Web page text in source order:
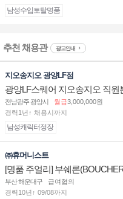
남성수입토탈명품
추천 채용관 광고안내
지오송지오 광양LF점
광양LF스퀘어 지오송지오 직
전남광주 광양시 월급3,000,000원
경력1년↑ 채용시까지
남성캐릭터정장
㈜휴머니스트
[명품 주얼리] 부쉐론
점 판매사원 채용
부산 해운대구
급여협의
경력10년↑ 09/08까지